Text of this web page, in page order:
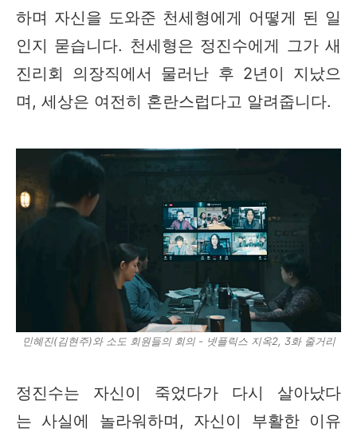
하며 자신을 도와준 천세형에게 어떻게 된 일
인지 묻습니다. 천세형은 정진수에게 그가 새
진리회 의장직에서 물러난 후 2년이 지났으
며, 세상은 여전히 혼란스럽다고 알려줍니다.
민혜진(김현주)와 소도 회원들의 회의 - 넷플릭스 지옥2, 3화 줄거리
정진수는 자신이 죽었다가 다시 살아났다
는 사실에 놀라워하며, 자신이 부활한 이유